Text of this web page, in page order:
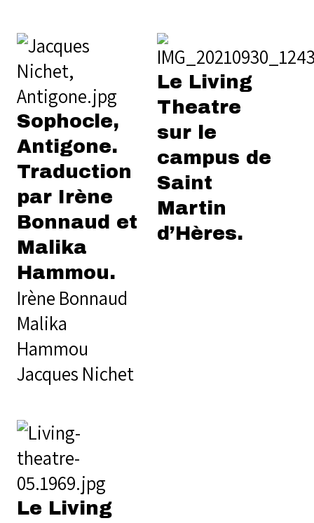
Sophocle,
Antigone.
Traduction
par Irène
Bonnaud et
Malika
Hammou.
Irène Bonnaud
Malika
Hammou
Jacques Nichet
Le Living
Theatre
sur le
campus de
Saint
Martin
d’Hères.
Le Living